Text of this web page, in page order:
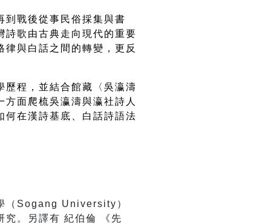
到戰後從事民俗採集與書
詩歌由古典走向現代的重要
與白話之間的轉變，更反
歷程，並結合館藏〈吳瀛濤
面爬梳吳瀛濤與瀛社詩人
何在漢詩基底、白話詩語法
（Sogang University）
究。另譯有 紀伯倫 《先